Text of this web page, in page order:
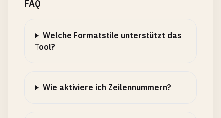
FAQ
Welche Formatstile unterstützt das
Tool?
Wie aktiviere ich Zeilennummern?